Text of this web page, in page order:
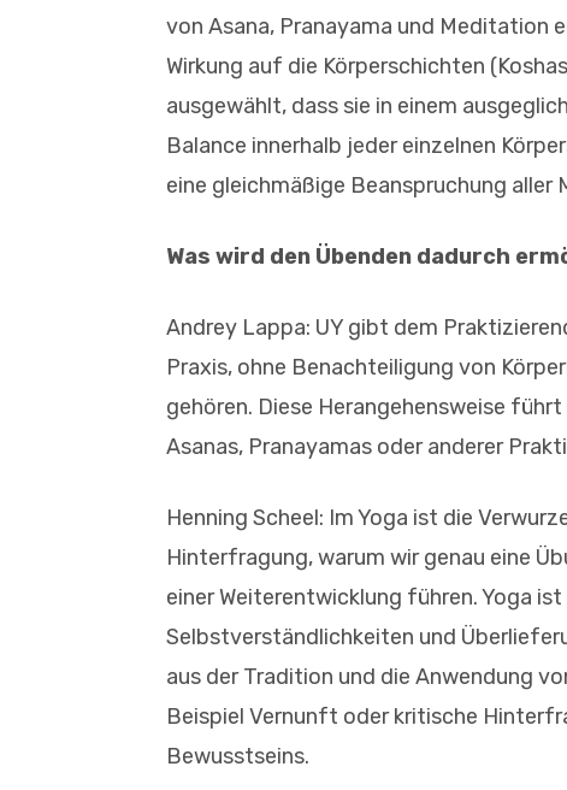
von Asana, Pranayama und Meditation
Wirkung auf die Körperschichten
ausgewählt, dass sie in einem
Balance innerhalb jeder einzelnen
eine gleichmäßige Beanspruchung aller
Was wird den Übenden dadurch
Andrey Lappa: UY gibt dem
Praxis, ohne Benachteiligung von
gehören. Diese Herangehensweise
Asanas, Pranayamas oder anderer
Henning Scheel: Im Yoga ist die
Hinterfragung, warum wir genau eine
einer Weiterentwicklung führen. Yoga
Selbstverständlichkeiten und
aus der Tradition und die Anwendung
Beispiel Vernunft oder kritische
Bewusstseins.